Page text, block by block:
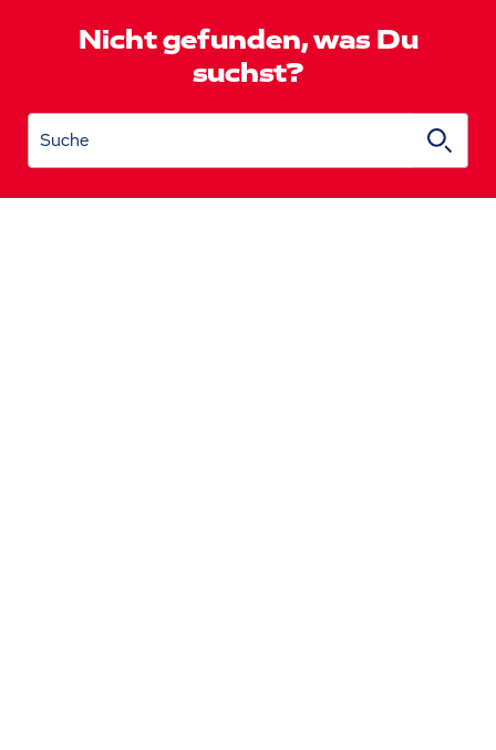
Nicht gefunden, was Du
suchst?
Suche